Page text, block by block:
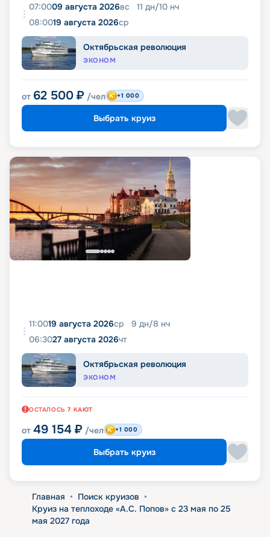
07:0009 августа 2026вс 11 дн/10 нч
08:0019 августа 2026ср
Октябрьская революция
ЭКОНОМ
от 62 500 ₽ /чел +1 000
Выбрать круиз
11:0019 августа 2026ср 9 дн/8 нч
06:3027 августа 2026чт
Октябрьская революция
ЭКОНОМ
ОСТАЛОСЬ 7 КАЮТ
от 49 154 ₽ /чел +1 000
Выбрать круиз
Главная • Поиск круизов •
Круиз на теплоходе «А.С. Попов» с 23 мая по 25
мая 2027 года